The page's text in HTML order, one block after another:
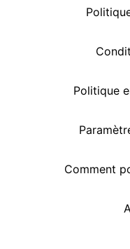
Politique
Comment